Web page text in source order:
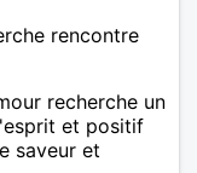
rencontre
recherche un
et positif
saveur et